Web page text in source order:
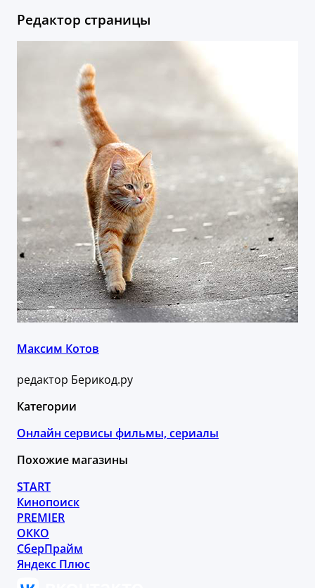
Редактор страницы
Максим Котов
редактор Берикод.ру
Категории
Онлайн сервисы фильмы, сериалы
Похожие магазины
START
Кинопоиск
PREMIER
ОККО
СберПрайм
Яндекс Плюс